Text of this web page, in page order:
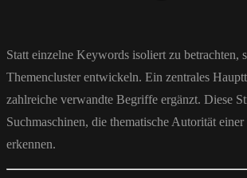
Statt einzelne Keywords isoliert zu betrachten,
Themencluster entwickeln. Ein zentrales
zahlreiche verwandte Begriffe ergänzt. Diese
Suchmaschinen, die thematische Autorität einer
erkennen.